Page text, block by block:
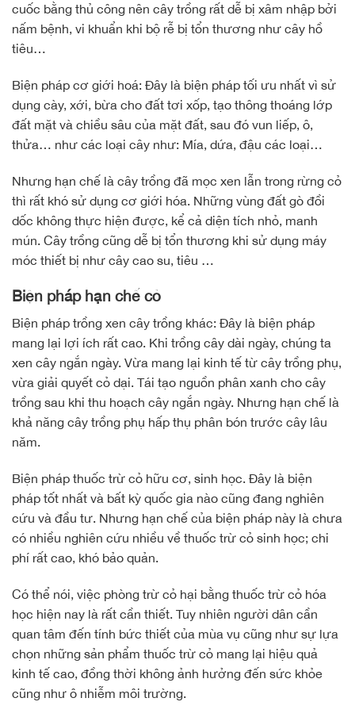
cuốc bằng thủ công nên cây trồng rất dễ bị xâm nhập bởi
nấm bệnh, vi khuẩn khi bộ rễ bị tổn thương như cây hồ
tiêu…
Biện pháp cơ giới hoá: Đây là biện pháp tối ưu nhất vì sử
dụng cày, xới, bừa cho đất tơi xốp, tạo thông thoáng lớp
đất mặt và chiều sâu của mặt đất, sau đó vun liếp, ô,
thửa… như các loại cây như: Mía, dứa, đậu các loại…
Nhưng hạn chế là cây trồng đã mọc xen lẫn trong rừng cỏ
thì rất khó sử dụng cơ giới hóa. Những vùng đất gò đồi
dốc không thực hiện được, kể cả diện tích nhỏ, manh
mún. Cây trồng cũng dễ bị tổn thương khi sử dụng máy
móc thiết bị như cây cao su, tiêu …
Biện pháp hạn chế cỏ
Biện pháp trồng xen cây trồng khác: Đây là biện pháp
mang lại lợi ích rất cao. Khi trồng cây dài ngày, chúng ta
xen cây ngắn ngày. Vừa mang lại kinh tế từ cây trồng phụ,
vừa giải quyết cỏ dại. Tái tạo nguồn phân xanh cho cây
trồng sau khi thu hoạch cây ngắn ngày. Nhưng hạn chế là
khả năng cây trồng phụ hấp thụ phân bón trước cây lâu
năm.
Biện pháp thuốc trừ cỏ hữu cơ, sinh học. Đây là biện
pháp tốt nhất và bất kỳ quốc gia nào cũng đang nghiên
cứu và đầu tư. Nhưng hạn chế của biện pháp này là chưa
có nhiều nghiên cứu nhiều về thuốc trừ cỏ sinh học; chi
phí rất cao, khó bảo quản.
Có thể nói, việc phòng trừ cỏ hại bằng thuốc trừ cỏ hóa
học hiện nay là rất cần thiết. Tuy nhiên người dân cần
quan tâm đến tính bức thiết của mùa vụ cũng như sự lựa
chọn những sản phẩm thuốc trừ cỏ mang lại hiệu quả
kinh tế cao, đồng thời không ảnh hưởng đến sức khỏe
cũng như ô nhiễm môi trường.